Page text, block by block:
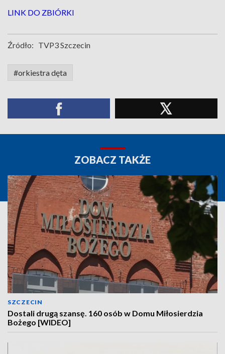
LINK DO ZBIÓRKI
Źródło: TVP3 Szczecin
#orkiestra dęta
ZOBACZ TAKŻE
SZCZECIN
Dostali drugą szansę. 160 osób w Domu Miłosierdzia
Bożego [WIDEO]